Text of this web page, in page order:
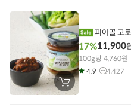
에
담
기
장
바
피아골 고
17%11,900
100g당 4,760원
4.9 4,427